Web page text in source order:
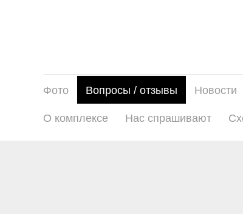
Фото Вопросы / отзывы Новости
О комплексе Нас спрашивают